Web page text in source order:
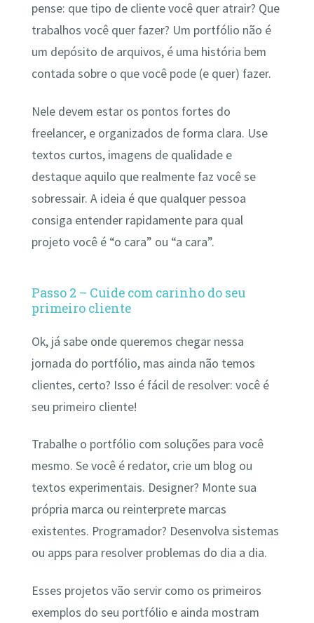
pense: que tipo de cliente você quer atrair? Que
trabalhos você quer fazer? Um portfólio não é
um depósito de arquivos, é uma história bem
contada sobre o que você pode (e quer) fazer.
Nele devem estar os pontos fortes do
freelancer, e organizados de forma clara. Use
textos curtos, imagens de qualidade e
destaque aquilo que realmente faz você se
sobressair. A ideia é que qualquer pessoa
consiga entender rapidamente para qual
projeto você é “o cara” ou “a cara”.
Passo 2 – Cuide com carinho do seu
primeiro cliente
Ok, já sabe onde queremos chegar nessa
jornada do portfólio, mas ainda não temos
clientes, certo? Isso é fácil de resolver: você é
seu primeiro cliente!
Trabalhe o portfólio com soluções para você
mesmo. Se você é redator, crie um blog ou
textos experimentais. Designer? Monte sua
própria marca ou reinterprete marcas
existentes. Programador? Desenvolva sistemas
ou apps para resolver problemas do dia a dia.
Esses projetos vão servir como os primeiros
exemplos do seu portfólio e ainda mostram